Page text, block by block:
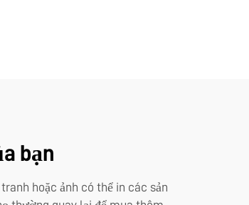
bạn
hoặc ảnh có thể in các sản